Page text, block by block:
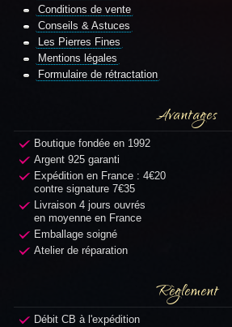
Conditions de vente
Conseils & Astuces
Les Pierres Fines
Mentions légales
Formulaire de rétractation
Avantages
Boutique fondée en 1992
Argent 925 garanti
Expédition en France : 4€20
contre signature 7€35
Livraison 4 jours ouvrés
en moyenne en France
Emballage soigné
Atelier de réparation
Règlement
Débit CB à l'expédition